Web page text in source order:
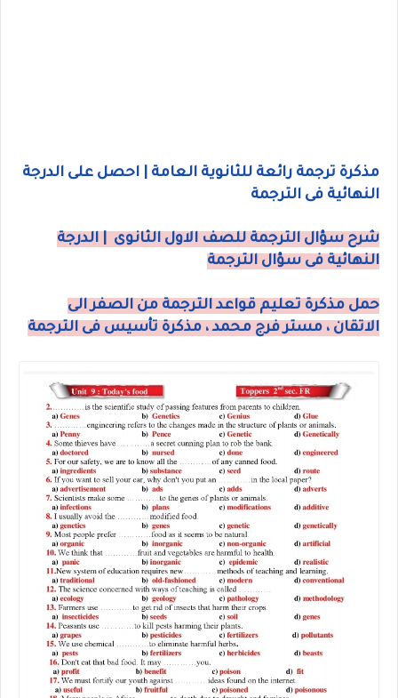
مذكرة ترجمة رائعة للثانوية العامة | احصل على الدرجة
النهائية فى الترجمة
شرح سؤال الترجمة للصف الاول الثانوى | الدرجة
النهائية فى سؤال الترجمة
حمل مذكرة تعليم قواعد الترجمة من الصفر الى
الاتقان ، مستر فرج محمد ، مذكرة تأسيس فى الترجمة